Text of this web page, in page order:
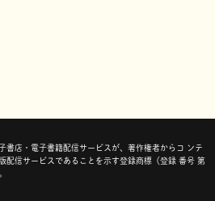
書店・電子書籍配信サービスが、著作権者からコ ンテ
配信サービスであることを示す登録商標（登録 番号 第